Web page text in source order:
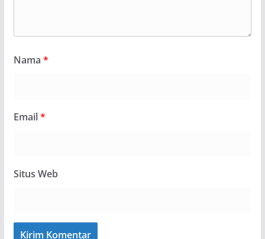
Nama *
Email*
Situs Web